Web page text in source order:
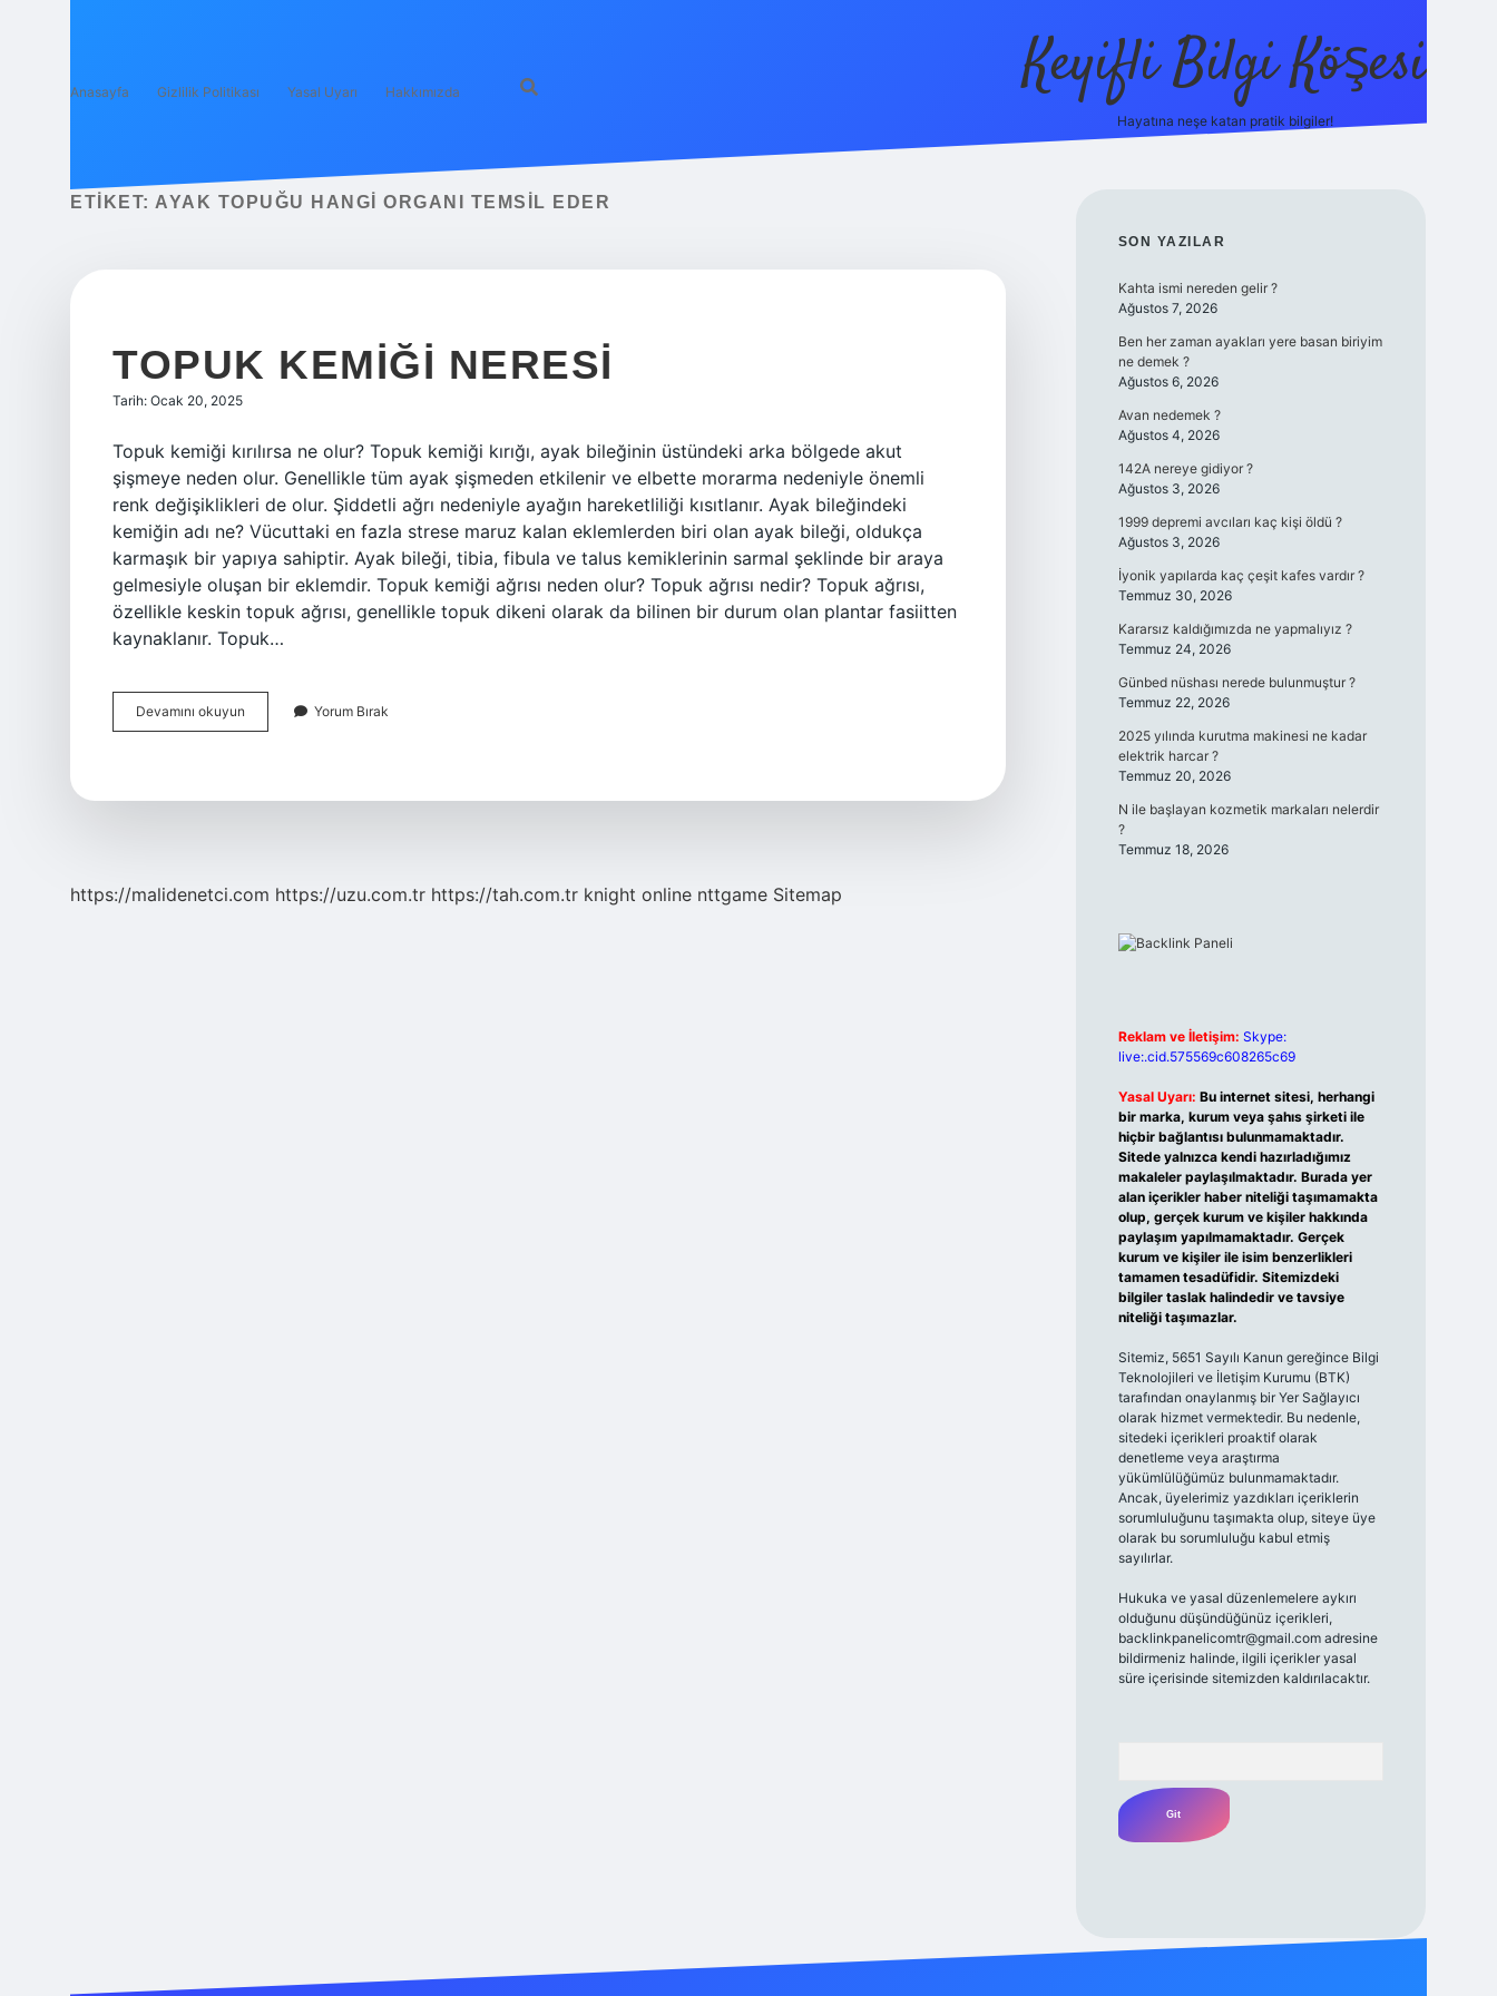
Anasayfa Gizlilik Politikası Yasal Uyarı Hakkımızda Keyifli Bilgi Köşesi
Hayatına neşe katan pratik bilgiler!
ETIKET: AYAK TOPUĞU HANGI ORGANI TEMSIL EDER
TOPUK KEMIĞI NERESI
Tarih: Ocak 20, 2025
Topuk kemiği kırılırsa ne olur? Topuk kemiği kırığı, ayak bileğinin üstündeki arka bölgede akut
şişmeye neden olur. Genellikle tüm ayak şişmeden etkilenir ve elbette morarma nedeniyle önemli
renk değişiklikleri de olur. Şiddetli ağrı nedeniyle ayağın hareketliliği kısıtlanır. Ayak bileğindeki
kemiğin adı ne? Vücuttaki en fazla strese maruz kalan eklemlerden biri olan ayak bileği, oldukça
karmaşık bir yapıya sahiptir. Ayak bileği, tibia, fibula ve talus kemiklerinin sarmal şeklinde bir araya
gelmesiyle oluşan bir eklemdir. Topuk kemiği ağrısı neden olur? Topuk ağrısı nedir? Topuk ağrısı,
özellikle keskin topuk ağrısı, genellikle topuk dikeni olarak da bilinen bir durum olan plantar fasiitten
kaynaklanır. Topuk…
Devamını okuyun
Kemiği
Yorum Bırak
https://malidenetci.com https://uzu.com.tr https://tah.com.tr knight online nttgame Sitemap
SIDEBAR
SON YAZILAR
Kahta ismi nereden gelir ?
Ağustos 7, 2026
Ben her zaman ayakları yere basan biriyim
ne demek ?
Ağustos 6, 2026
Avan nedemek ?
Ağustos 4, 2026
142A nereye gidiyor ?
Ağustos 3, 2026
1999 depremi avcıları kaç kişi öldü ?
Ağustos 3, 2026
İyonik yapılarda kaç çeşit kafes vardır ?
Temmuz 30, 2026
Kararsız kaldığımızda ne yapmalıyız ?
Temmuz 24, 2026
Günbed nüshası nerede bulunmuştur ?
Temmuz 22, 2026
2025 yılında kurutma makinesi ne kadar
elektrik harcar ?
Temmuz 20, 2026
N ile başlayan kozmetik markaları nelerdir
?
Temmuz 18, 2026
Reklam ve İletişim: Skype:
live:.cid.575569c608265c69
Yasal Uyarı: Bu internet sitesi, herhangi
bir marka, kurum veya şahıs şirketi ile
hiçbir bağlantısı bulunmamaktadır.
Sitede yalnızca kendi hazırladığımız
makaleler paylaşılmaktadır. Burada yer
alan içerikler haber niteliği taşımamakta
olup, gerçek kurum ve kişiler hakkında
paylaşım yapılmamaktadır. Gerçek
kurum ve kişiler ile isim benzerlikleri
tamamen tesadüfidir. Sitemizdeki
bilgiler taslak halindedir ve tavsiye
niteliği taşımazlar.
Sitemiz, 5651 Sayılı Kanun gereğince Bilgi
Teknolojileri ve İletişim Kurumu (BTK)
tarafından onaylanmış bir Yer Sağlayıcı
olarak hizmet vermektedir. Bu nedenle,
sitedeki içerikleri proaktif olarak
denetleme veya araştırma
yükümlülüğümüz bulunmamaktadır.
Ancak, üyelerimiz yazdıkları içeriklerin
sorumluluğunu taşımakta olup, siteye üye
olarak bu sorumluluğu kabul etmiş
sayılırlar.
Hukuka ve yasal düzenlemelere aykırı
olduğunu düşündüğünüz içerikleri,
backlinkpanelicomtr@gmail.comadresine
bildirmeniz halinde, ilgili içerikler yasal
süre içerisinde sitemizden kaldırılacaktır.